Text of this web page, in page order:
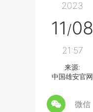
2023
11/08
21:57
来源:
中国雄安官网
微信